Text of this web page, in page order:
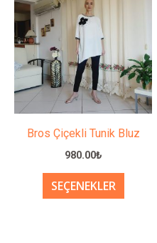
Bros Çiçekli Tunik Bluz
980.00₺
SEÇENEKLER
fazla
var.
ürün